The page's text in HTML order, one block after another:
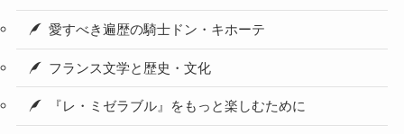
愛すべき遍歴の騎士ドン・キホーテ
フランス文学と歴史・文化
『レ・ミゼラブル』をもっと楽しむために